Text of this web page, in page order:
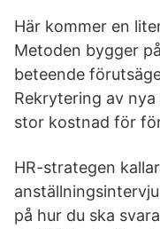
Här kommer en
Metoden bygger
beteende
Rekrytering av
stor kostnad för
HR-strategen
på hur du ska